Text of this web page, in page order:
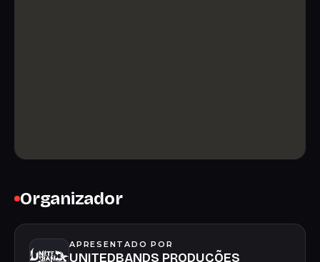
Organizador
APRESENTADO POR
UNITEDBANDS PRODUÇÕES